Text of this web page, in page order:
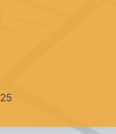
25